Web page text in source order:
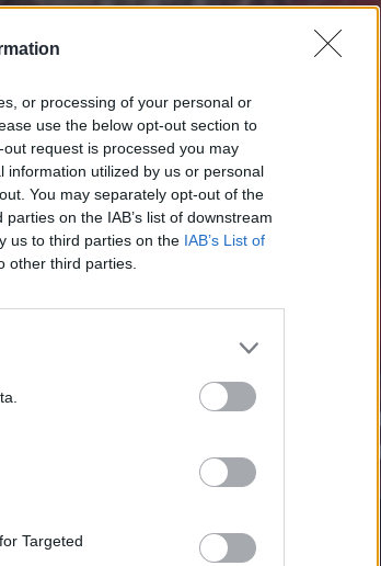
or processing of your personal or
use the below opt-out section to
request is processed you may
utilized by us or personal
You may separately opt-out of the
on the IAB’s list of downstream
us to third parties on the IAB’s List of
other third parties.
Targeted